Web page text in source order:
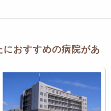
おすすめの病院があ